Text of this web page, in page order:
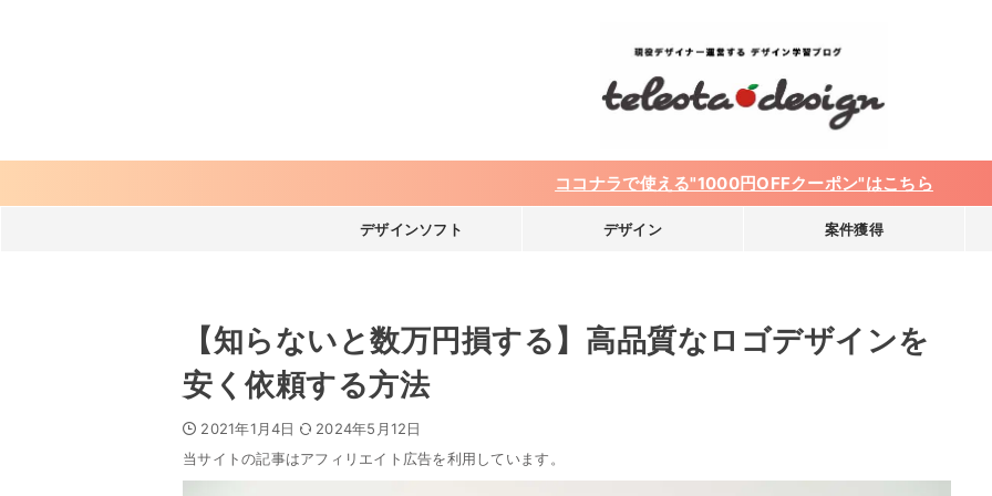
ココナラで使える"1000円OFFクーポン"はこちら
デザインソフト デザイン 案件獲得
【知らないと数万円損する】高品質なロゴデザインを
安く依頼する方法
2021年1月4日
2024年5月12日
当サイトの記事はアフィリエイト広告を利用しています。